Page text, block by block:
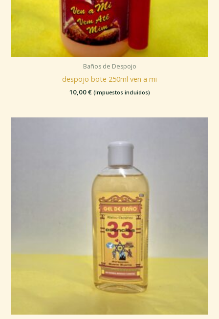
Baños de Despojo
despojo bote 250ml ven a mi
10,00€ (Impuestos incluidos)